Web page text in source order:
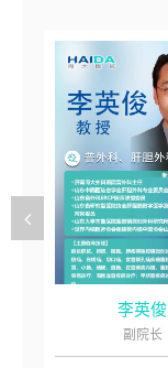
李英俊
副院长